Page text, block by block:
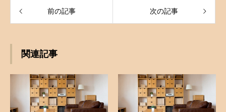
前の記事 次の記事
関連記事